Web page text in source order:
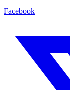
Facebook